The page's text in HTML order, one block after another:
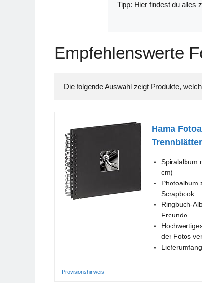
Tipp: Hier findest du alles
Empfehlenswerte
Hama
Spiralalbum
cm)
Photoalbum
Scrapbook
Ringbuch-
Freunde
der Fotos
Provisionshinweis